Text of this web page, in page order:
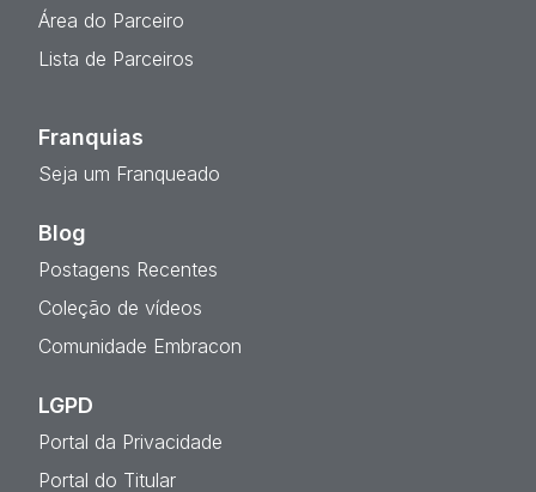
Área do Parceiro
Lista de Parceiros
Franquias
Seja um Franqueado
Blog
Postagens Recentes
Coleção de vídeos
Comunidade Embracon
LGPD
Portal da Privacidade
Portal do Titular